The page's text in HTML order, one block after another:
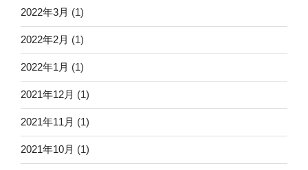
2022年3月 (1)
2022年2月 (1)
2022年1月 (1)
2021年12月 (1)
2021年11月 (1)
2021年10月 (1)